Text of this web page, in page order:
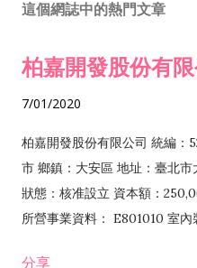
這個網誌中的熱門文章
柏嘉開發股份有
7/01/2020
柏嘉開發股份有限公司 統編：
市 鄉鎮：大安區 地址：臺北市
狀態：核准設立 資本額：
所營事業資料： E801010 室
分享